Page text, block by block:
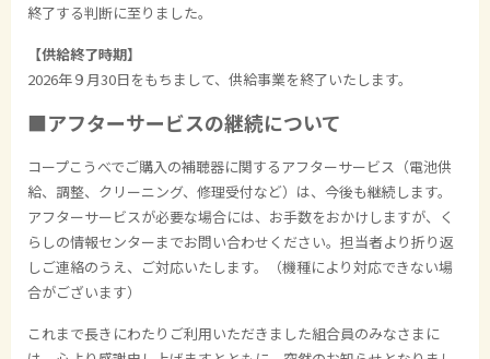
終了する判断に至りました。
【供給終了時期】
2026年９月30日をもちまして、供給事業を終了いたします。
■アフターサービスの継続について
コープこうべでご購入の補聴器に関するアフターサービス（電池供
給、調整、クリーニング、修理受付など）は、今後も継続します。
アフターサービスが必要な場合には、お手数をおかけしますが、く
らしの情報センターまでお問い合わせください。担当者より折り返
しご連絡のうえ、ご対応いたします。（機種により対応できない場
合がございます）
これまで長きにわたりご利用いただきました組合員のみなさまに